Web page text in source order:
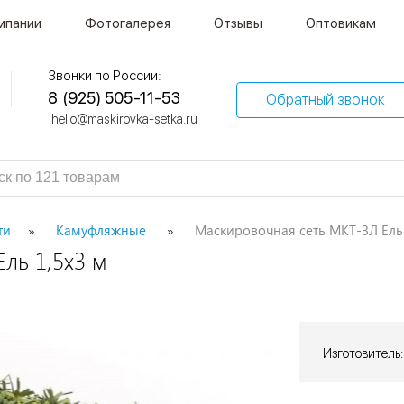
Фотогалерея Отзывы Оптовикам
Звонки по России:
8 (925) 505-11-53
hello@maskirovka-setka.ru
Обратный звонок
Камуфляжные Маскировочная сеть МКТ-3Л
1,5х3 м
Изготовитель: